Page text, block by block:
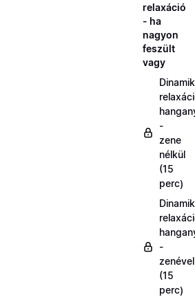
relaxáció
- ha
nagyon
feszült
vagy
-
zene
nélkül
(15
perc)
-
zenével
(15
perc)